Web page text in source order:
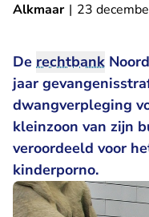
Alkmaar | 23
De rechtbank
jaar
dwangverpleging
kleinzoon van zijn
veroordeeld voor
kinderporno.